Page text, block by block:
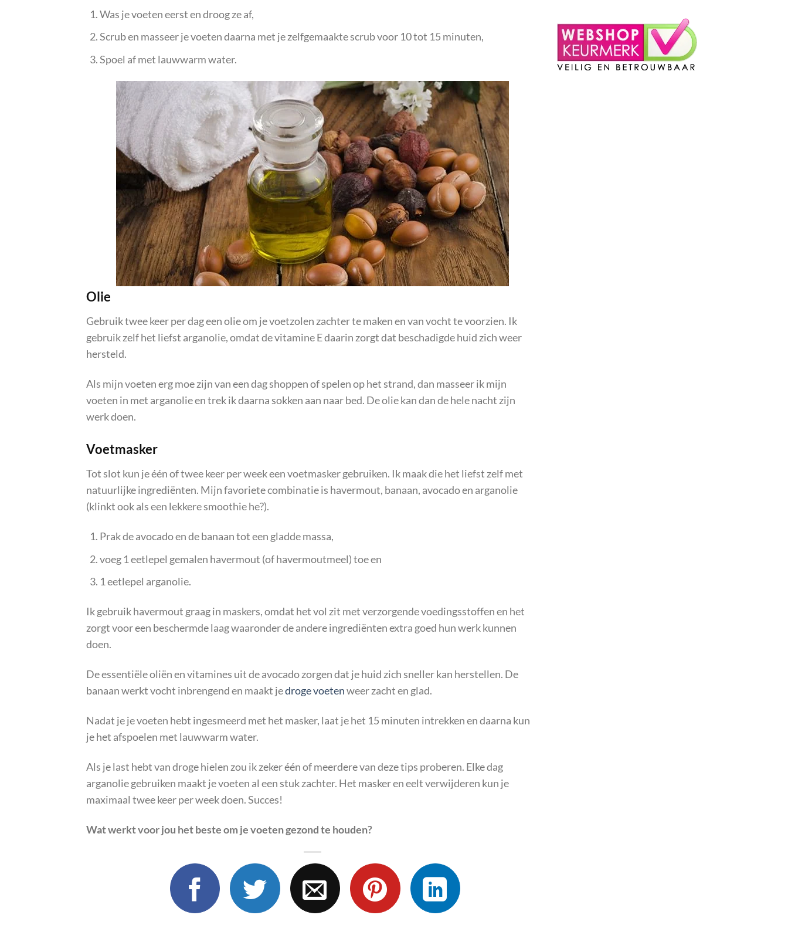
Was je voeten eerst en droog ze af,
Scrub en masseer je voeten daarna met je zelfgemaakte scrub voor 10 tot 15 minuten,
Spoel af met lauwwarm water.
Olie
Gebruik twee keer per dag een olie om je voetzolen zachter te maken en van vocht te voorzien. Ik
gebruik zelf het liefst arganolie, omdat de vitamine E daarin zorgt dat beschadigde huid zich weer
hersteld.
Als mijn voeten erg moe zijn van een dag shoppen of spelen op het strand, dan masseer ik mijn
voeten in met arganolie en trek ik daarna sokken aan naar bed. De olie kan dan de hele nacht zijn
werk doen.
Voetmasker
Tot slot kun je één of twee keer per week een voetmasker gebruiken. Ik maak die het liefst zelf met
natuurlijke ingrediënten. Mijn favoriete combinatie is havermout, banaan, avocado en arganolie
(klinkt ook als een lekkere smoothie he?).
Prak de avocado en de banaan tot een gladde massa,
voeg 1 eetlepel gemalen havermout (of havermoutmeel) toe en
1 eetlepel arganolie.
Ik gebruik havermout graag in maskers, omdat het vol zit met verzorgende voedingsstoffen en het
zorgt voor een beschermde laag waaronder de andere ingrediënten extra goed hun werk kunnen
doen.
De essentiële oliën en vitamines uit de avocado zorgen dat je huid zich sneller kan herstellen. De
banaan werkt vocht inbrengend en maakt jedroge voetenweer zacht en glad.
Nadat je je voeten hebt ingesmeerd met het masker, laat je het 15 minuten intrekken en daarna kun
je het afspoelen met lauwwarm water.
Als je last hebt van droge hielen zou ik zeker één of meerdere van deze tips proberen. Elke dag
arganolie gebruiken maakt je voeten al een stuk zachter. Het masker en eelt verwijderen kun je
maximaal twee keer per week doen. Succes!
Wat werkt voor jou het beste om je voeten gezond te houden?